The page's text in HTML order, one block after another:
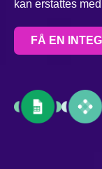
kan erstattes
FÅ EN